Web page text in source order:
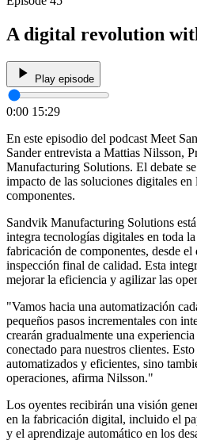
A digital revolution
Play episode
0:00 15:29
En este episodio del podcast Meet
Sander entrevista a Mattias Nilsson,
Manufacturing Solutions. El debate
impacto de las soluciones digitales
componentes.
Sandvik Manufacturing Solutions
integra tecnologías digitales en toda
fabricación de componentes, desde
inspección final de calidad. Esta
mejorar la eficiencia y agilizar las
"Vamos hacia una automatización
pequeños pasos incrementales con
crearán gradualmente una
conectado para nuestros clientes.
automatizados y eficientes, sino
operaciones, afirma Nilsson."
Los oyentes recibirán una visión
en la fabricación digital, incluido el
y el aprendizaje automático en los